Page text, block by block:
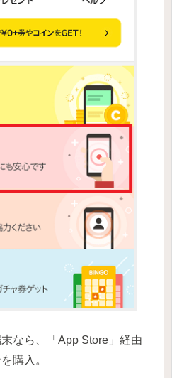
なら、「App Store」経由
購入。